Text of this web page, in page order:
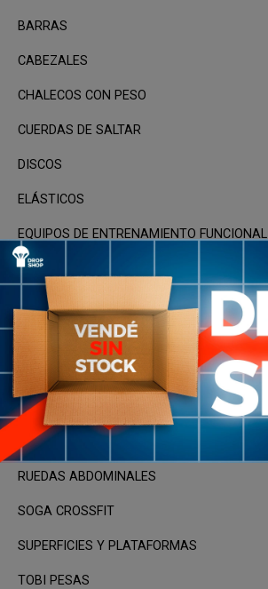
BARRAS
CABEZALES
CHALECOS CON PESO
CUERDAS DE SALTAR
DISCOS
ELÁSTICOS
EQUIPOS DE ENTRENAMIENTO FUNCIONAL
EQUIPOS DE SUSPENSION Y AGARRE
HAND GRIP
MANCUERNAS
MAQUINAS, APARATOS Y RACKS
PESAS RUSAS
PUSH UP
RUEDAS ABDOMINALES
SOGA CROSSFIT
SUPERFICIES Y PLATAFORMAS
TOBI PESAS